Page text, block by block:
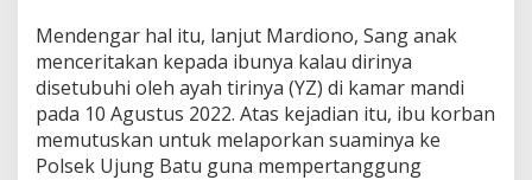
Mendengar hal itu, lanjut Mardiono, Sang anak
menceritakan kepada ibunya kalau dirinya
disetubuhi oleh ayah tirinya (YZ) di kamar mandi
pada 10 Agustus 2022. Atas kejadian itu, ibu korban
memutuskan untuk melaporkan suaminya ke
Polsek Ujung Batu guna mempertanggung